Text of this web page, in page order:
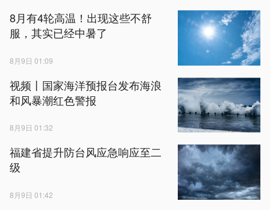
8月有4轮高温！出现这些不舒
服，其实已经中暑了
8月9日 01:09
视频丨国家海洋预报台发布海浪
和风暴潮红色警报
8月9日 01:32
福建省提升防台风应急响应至二
级
8月9日 01:42